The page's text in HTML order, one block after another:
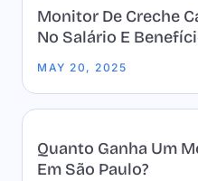
Monitor De Creche
No Salário E
MAY 20, 2025
Quanto Ganha Um
Em São Paulo?